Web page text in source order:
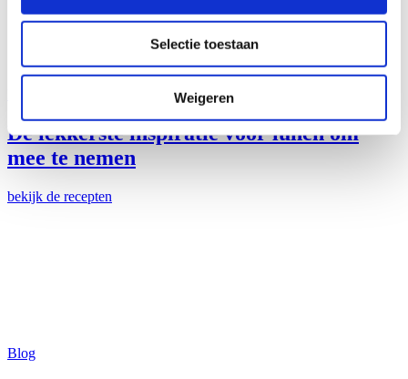
Selectie toestaan
Weigeren
De lekkerste inspiratie voor lunch om
mee te nemen
bekijk de recepten
Blog